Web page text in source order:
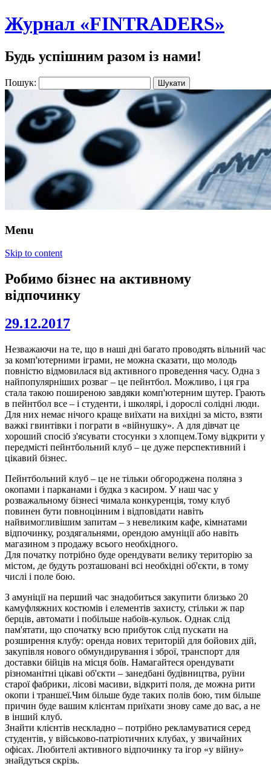
Журнал «FINTRADERS»
Будь успішним разом із нами!
Пошук:
Menu
Skip to content
Робимо бізнес на активному
відпочинку
29.12.2017
Незважаючи на те, що в наші дні багато проводять вільний час
за комп'ютерними іграми, не можна сказати, що молодь
повністю відмовилася від активного проведення часу. Одна з
найпопулярніших розваг – це пейнтбол. Можливо, і ця гра
стала такою поширеною завдяки комп'ютерним шутер. Грають
в пейнтбол все – і студенти, і школярі, і дорослі солідні люди.
Для них немає нічого краще виїхати на вихідні за місто, взяти
важкі гвинтівки і пограти в «війнушку». А для дівчат це
хороший спосіб з'ясувати стосунки з хлопцем.Тому відкрити у
передмісті пейнтбольний клуб – це дуже перспективний і
цікавий бізнес.
Пейнтбольний клуб – це не тільки обгороджена поляна з
окопами і парканами і будка з касиром. У наш час у
розважальному бізнесі чимала конкуренція, тому клуб
повинен бути повноцінним і відповідати навіть
найвимогливішим запитам – з невеликим кафе, кімнатами
відпочинку, роздягальнями, орендою амуніції або навіть
магазином з продажу всього необхідного.
Для початку потрібно буде орендувати велику територію за
містом, де будуть розташовані всі необхідні об'єкти, в тому
числі і поле бою.
З амуніції на перший час знадобиться закупити близько 20
камуфляжних костюмів і елементів захисту, стільки ж пар
берців, автомати і побільше набоїв-кульок. Однак слід
пам'ятати, що спочатку всю прибуток слід пускати на
розширення клубу: оренда нових територій для бойових дій,
закупівля нового обмундирування і зброї, транспорт для
доставки бійців на місця боїв. Намагайтеся орендувати
різноманітні цікаві об'єкти – занедбані будівництва, руїни
старої фабрики, лісові масиви, відкриті поля, де можна рити
окопи і траншеї.Чим більше буде таких полів бою, тим більше
причин буде вашим клієнтам приїхати знову саме до вас, а не
в інший клуб.
Знайти клієнтів нескладно – потрібно рекламуватися серед
студентів, у військово-патріотичних клубах, у звичайних
офісах. Любителі активного відпочинку та ігор «у війну»
знайдуться скрізь.